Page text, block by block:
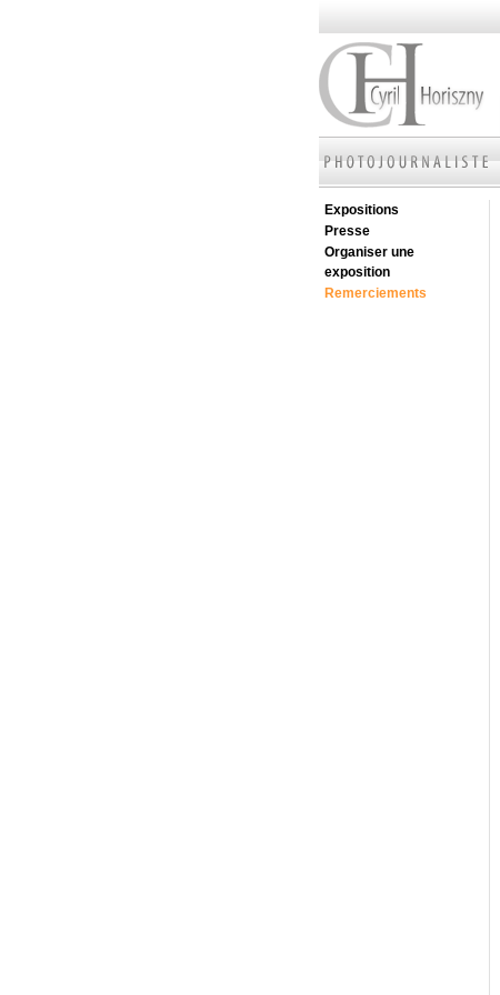
Expositions
Presse
Organiser une
exposition
Remerciements